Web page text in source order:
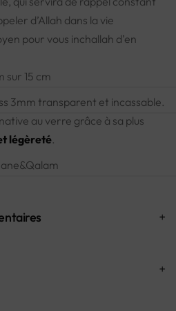
d’Allah dans la vie
pour vous inchallah d’en
sur 15 cm
3mm transparent et incassable.
au verre grâce à sa plus
légèreté.